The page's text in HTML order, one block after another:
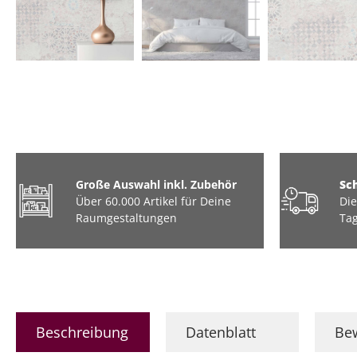
Barock Marmor
Große Auswahl inkl. Zubehör
Über 60.000 Artikel für Deine
Raumgestaltungen
Beschreibung Datenblatt